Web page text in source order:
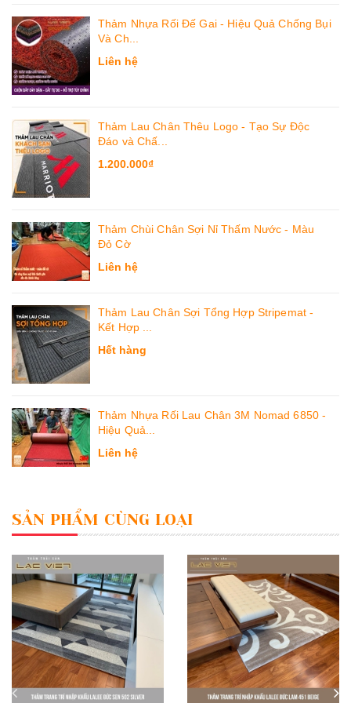
Thảm Nhựa Rối Đế Gai - Hiệu Quả Chống Bụi
Và Ch...
Liên hệ
Thảm Lau Chân Thêu Logo - Tạo Sự Độc
Đáo và Chấ...
1.200.000₫
Thảm Chùi Chân Sợi Nỉ Thấm Nước - Màu
Đỏ Cờ
Liên hệ
Thảm Lau Chân Sợi Tổng Hợp Stripemat -
Kết Hợp ...
Hết hàng
Thảm Nhựa Rối Lau Chân 3M Nomad 6850 -
Hiệu Quả...
Liên hệ
SẢN PHẨM CÙNG LOẠI